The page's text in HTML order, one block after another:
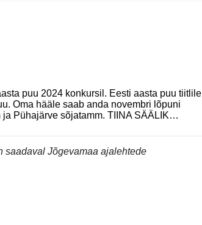
puu 2024 konkursil. Eesti aasta puu tiitlile
Oma hääle saab anda novembri lõpuni
Pühajärve sõjatamm. TIINA SÄÄLIK…
saadaval Jõgevamaa ajalehtede